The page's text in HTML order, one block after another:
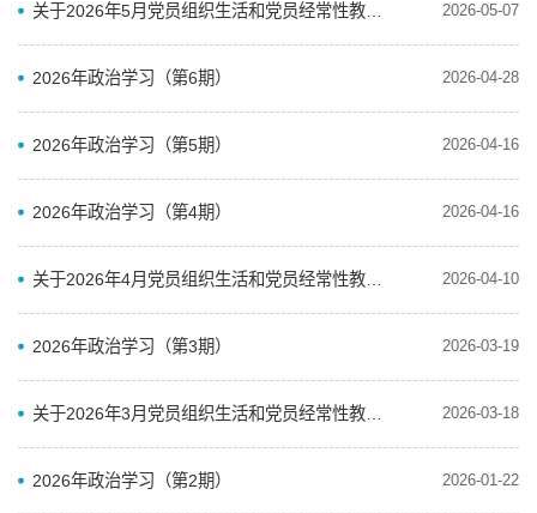
2026-05-07
2026年政治学习（第6期） 2026-04-28
2026年政治学习（第5期） 2026-04-16
2026年政治学习（第4期） 2026-04-16
2026-04-10
2026年政治学习（第3期） 2026-03-19
2026-03-18
2026年政治学习（第2期） 2026-01-22